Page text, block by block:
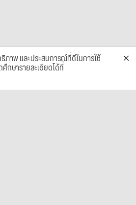
ภาพ และประสบการณ์ที่ดีในการใช้
กษารายละเอียดได้ที่